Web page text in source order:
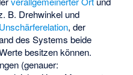
B. Drehwinkel und
Unschärferelation, der
des Systems beide
besitzen können.
(genauer: